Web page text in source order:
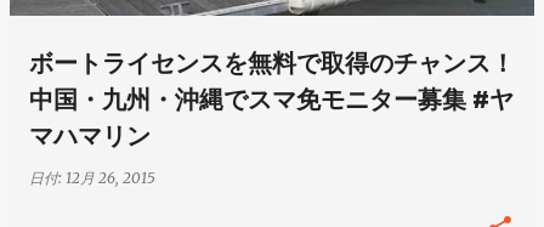
ボートライセンスを無料で取得のチャンス！
中国・九州・沖縄でスマ免モニター募集 #ヤ
マハマリン
日付: 12月 26, 2015